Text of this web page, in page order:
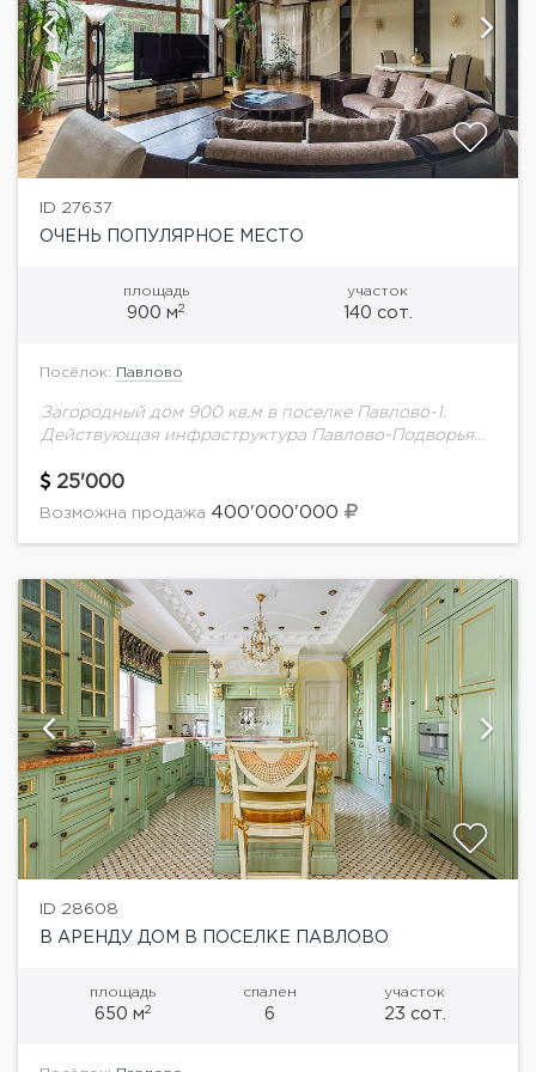
ID 27637
ОЧЕНЬ ПОПУЛЯРНОЕ МЕСТО
площадь
900 м2
участок
140 сот.
Посёлок: Павлово
Загородный дом 900 кв.м в поселке Павлово-1.
Действующая инфраструктура Павлово-Подворья
магазины, рестораны, кафе, бытовыми
службами).Великолепный прилесной участок 140
25'000
Возможна продажа 400'000'000
ID 28608
В АРЕНДУ ДОМ В ПОСЕЛКЕ ПАВЛОВО
площадь
650 м2
спален
6
участок
23 сот.